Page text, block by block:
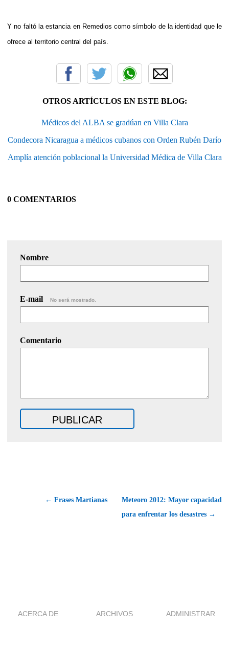
Y no faltó la estancia en Remedios como símbolo de la identidad que le
ofrece al territorio central del país.
OTROS ARTÍCULOS EN ESTE BLOG:
Médicos del ALBA se gradúan en Villa Clara
Condecora Nicaragua a médicos cubanos con Orden Rubén Darío
Amplía atención poblacional la Universidad Médica de Villa Clara
0 COMENTARIOS
Nombre
E-mail No será mostrado.
Comentario
← Frases Martianas
Meteoro 2012: Mayor capacidad
para enfrentar los desastres →
ACERCA DE ARCHIVOS ADMINISTRAR